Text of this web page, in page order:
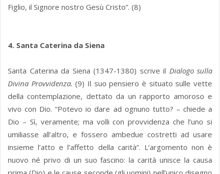
Figlio, il Signore nostro Gesù Cristo”. (8)
4. Santa Caterina da Siena
Santa Caterina da Siena (1347-1380) scrive il Dialogo sulla
Divina Provvidenza.(9) Il suo pensiero è situato sulle vette
della contemplazione, dettato da un rapporto amoroso e
vivo con Dio. “Potevo io dare ad ognuno tutto? – chiede a
Dio – Sì, veramente; ma volli con provvidenza che l’uno si
umiliasse all’altro, e fossero ambedue costretti ad usare
insieme l’atto e l’affetto della carità”. L’argomento non è
nuovo né privo di un suo fascino: la carità unisce la causa